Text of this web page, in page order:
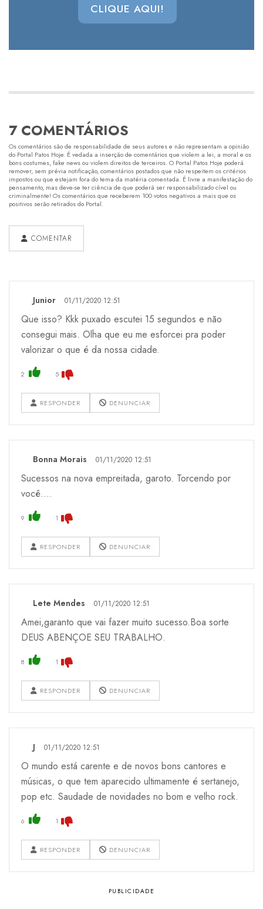
CLIQUE AQUI!
7 COMENTÁRIOS
Os comentários são de responsabilidade de seus autores e não representam a opinião
do Portal Patos Hoje. É vedada a inserção de comentários que violem a lei, a moral e os
bons costumes, fake news ou violem direitos de terceiros. O Portal Patos Hoje poderá
remover, sem prévia notificação, comentários postados que não respeitem os critérios
impostos ou que estejam fora do tema da matéria comentada. É livre a manifestação do
pensamento, mas deve-se ter ciência de que poderá ser responsabilizado cível ou
criminalmente! Os comentários que receberem 100 votos negativos a mais que os
positivos serão retirados do Portal.
COMENTAR
Junior 01/11/2020 12:51
Que isso? Kkk puxado escutei 15 segundos e não
consegui mais. Olha que eu me esforcei pra poder
valorizar o que é da nossa cidade.
2 5
RESPONDER DENUNCIAR
Bonna Morais 01/11/2020 12:51
Sucessos na nova empreitada, garoto. Torcendo por
você....
9 1
RESPONDER DENUNCIAR
Lete Mendes 01/11/2020 12:51
Amei,garanto que vai fazer muito sucesso.Boa sorte
DEUS ABENÇOE SEU TRABALHO.
8 1
RESPONDER DENUNCIAR
J 01/11/2020 12:51
O mundo está carente e de novos bons cantores e
músicas, o que tem aparecido ultimamente é sertanejo,
pop etc. Saudade de novidades no bom e velho rock.
6 1
RESPONDER DENUNCIAR